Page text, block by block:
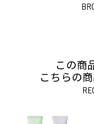
この商
こちらの